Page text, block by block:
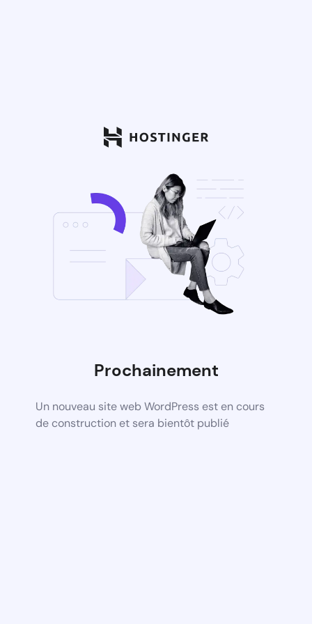
Prochainement
Un nouveau site web WordPress est en cours
de construction et sera bientôt publié